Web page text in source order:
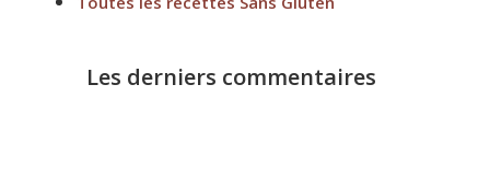
Les derniers commentaires